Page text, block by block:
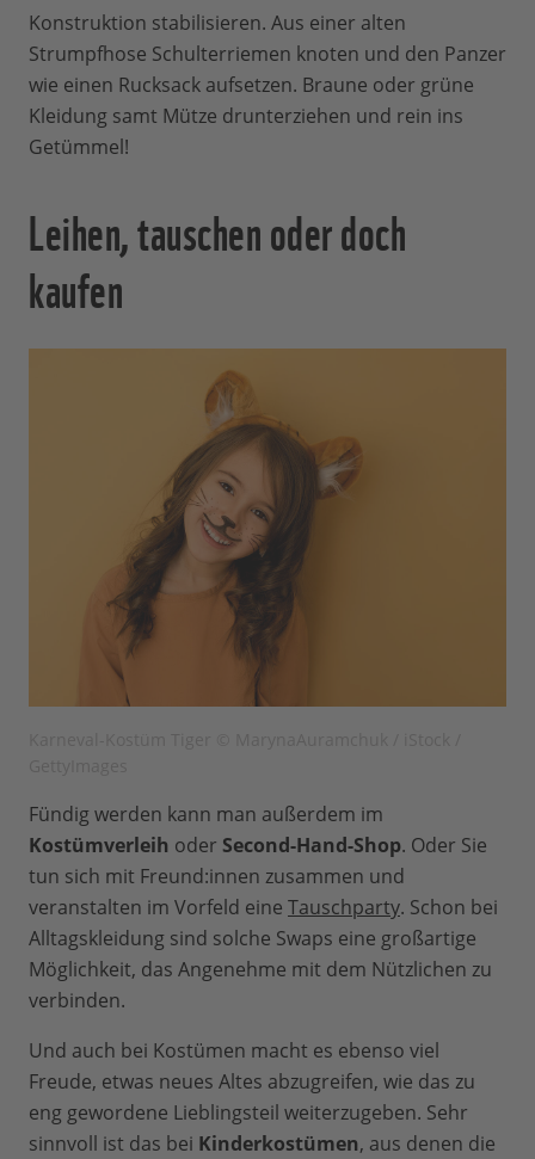
Konstruktion stabilisieren. Aus einer alten
Strumpfhose Schulterriemen knoten und den Panzer
wie einen Rucksack aufsetzen. Braune oder grüne
Kleidung samt Mütze drunterziehen und rein ins
Getümmel!
Leihen, tauschen oder doch
kaufen
Fündig werden kann man außerdem im
Kostümverleih oder Second-Hand-Shop. Oder Sie
tun sich mit Freund:innen zusammen und
veranstalten im Vorfeld eine Tauschparty. Schon bei
Alltagskleidung sind solche Swaps eine großartige
Möglichkeit, das Angenehme mit dem Nützlichen zu
verbinden.
Und auch bei Kostümen macht es ebenso viel
Freude, etwas neues Altes abzugreifen, wie das zu
eng gewordene Lieblingsteil weiterzugeben. Sehr
sinnvoll ist das bei Kinderkostümen, aus denen die